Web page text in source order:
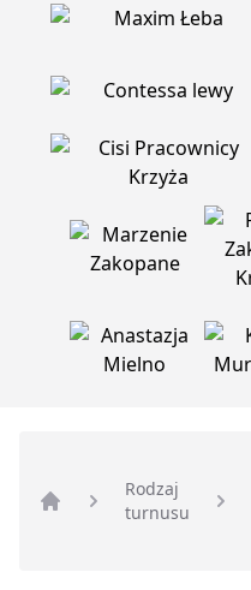
Strona główna
Rodzaj
turnusu